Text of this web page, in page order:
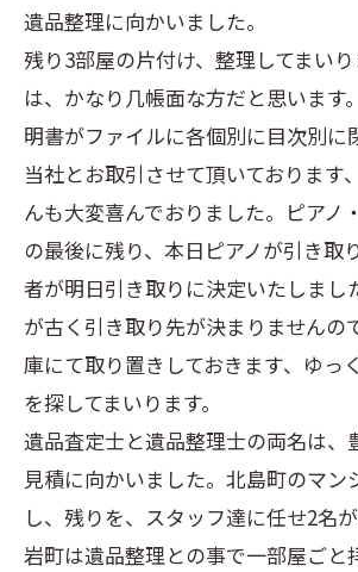
遺品整理に向かいました。
残り3部屋の片付け、整理してまい
は、かなり几帳面な方だと思います
明書がファイルに各個別に目次別に
当社とお取引させて頂いております
んも大変喜んでおりました。ピアノ
の最後に残り、本日ピアノが引き取
者が明日引き取りに決定いたしまし
が古く引き取り先が決まりませんの
庫にて取り置きしておきます、ゆっ
を探してまいります。
遺品査定士と遺品整理士の両名は、
見積に向かいました。北島町のマン
し、残りを、スタッフ達に任せ2名
岩町は遺品整理との事で一部屋ごと